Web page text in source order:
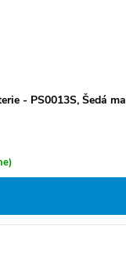
- PS0013S, Šedá